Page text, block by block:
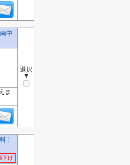
中
選択
▼
ま
！
下げ